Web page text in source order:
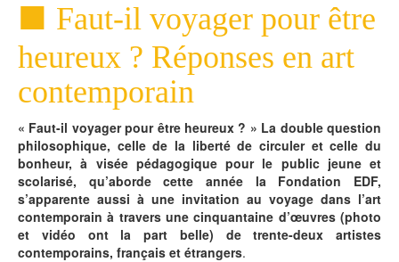
Faut-il voyager pour être
heureux ? Réponses en art
contemporain
« Faut-il voyager pour être heureux ? » La double question
philosophique, celle de la liberté de circuler et celle du
bonheur, à visée pédagogique pour le public jeune et
scolarisé, qu’aborde cette année la Fondation EDF,
s’apparente aussi à une invitation au voyage dans l’art
contemporain à travers une cinquantaine d’œuvres (photo
et vidéo ont la part belle) de trente-deux artistes
contemporains, français et étrangers.